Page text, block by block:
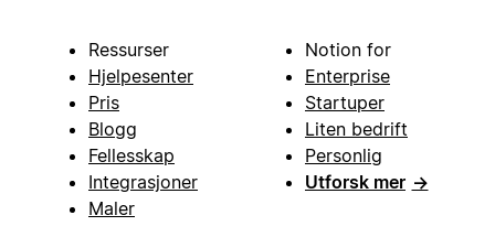
Ressurser
Hjelpesenter
Pris
Blogg
Fellesskap
Integrasjoner
Maler
Notion for
Enterprise
Startuper
Liten bedrift
Personlig
Utforsk mer →